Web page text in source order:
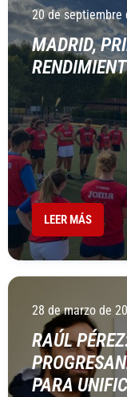
20 de septiembre
MADRID,
LEER MÁS
28 de marzo de
RAÚL
PARA